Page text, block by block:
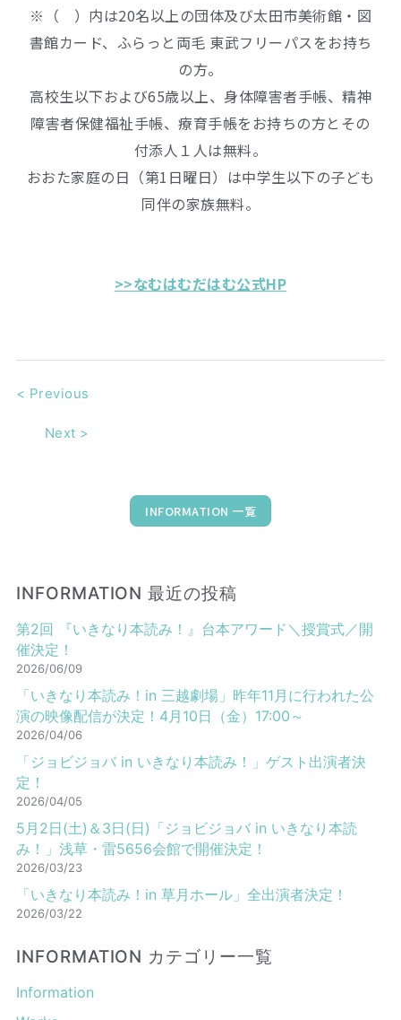
※（ ）内は20名以上の団体及び太田市美術館・図
書館カード、ふらっと両毛 東武フリーパスをお持ち
の方。
高校生以下および65歳以上、身体障害者手帳、精神
障害者保健福祉手帳、療育手帳をお持ちの方とその
付添人１人は無料。
おおた家庭の日（第1日曜日）は中学生以下の子ども
同伴の家族無料。
>>なむはむだはむ公式HP
< Previous
Next >
INFORMATION 一覧
INFORMATION 最近の投稿
第2回 『いきなり本読み！』台本アワード＼授賞式／開
催決定！
2026/06/09
「いきなり本読み！in 三越劇場」昨年11月に行われた公
演の映像配信が決定！4月10日（金）17:00～
2026/04/06
「ジョビジョバ in いきなり本読み！」ゲスト出演者決
定！
2026/04/05
5月2日(土)＆3日(日)「ジョビジョバ in いきなり本読
み！」浅草・雷5656会館で開催決定！
2026/03/23
「いきなり本読み！in 草月ホール」全出演者決定！
2026/03/22
INFORMATION カテゴリー一覧
Information